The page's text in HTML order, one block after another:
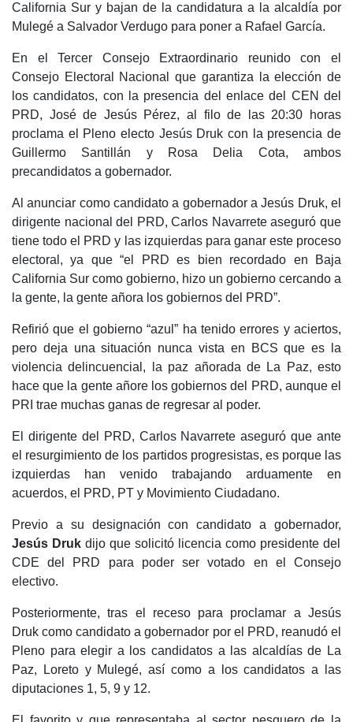
California Sur y bajan de la candidatura a la alcaldía por
Mulegé a Salvador Verdugo para poner a Rafael García.
En el Tercer Consejo Extraordinario reunido con el
Consejo Electoral Nacional que garantiza la elección de
los candidatos, con la presencia del enlace del CEN del
PRD, José de Jesús Pérez, al filo de las 20:30 horas
proclama el Pleno electo Jesús Druk con la presencia de
Guillermo Santillán y Rosa Delia Cota, ambos
precandidatos a gobernador.
Al anunciar como candidato a gobernador a Jesús Druk, el
dirigente nacional del PRD, Carlos Navarrete aseguró que
tiene todo el PRD y las izquierdas para ganar este proceso
electoral, ya que “el PRD es bien recordado en Baja
California Sur como gobierno, hizo un gobierno cercando a
la gente, la gente añora los gobiernos del PRD”.
Refirió que el gobierno “azul” ha tenido errores y aciertos,
pero deja una situación nunca vista en BCS que es la
violencia delincuencial, la paz añorada de La Paz, esto
hace que la gente añore los gobiernos del PRD, aunque el
PRI trae muchas ganas de regresar al poder.
El dirigente del PRD, Carlos Navarrete aseguró que ante
el resurgimiento de los partidos progresistas, es porque las
izquierdas han venido trabajando arduamente en
acuerdos, el PRD, PT y Movimiento Ciudadano.
Previo a su designación con candidato a gobernador,
Jesús Druk dijo que solicitó licencia como presidente del
CDE del PRD para poder ser votado en el Consejo
electivo.
Posteriormente, tras el receso para proclamar a Jesús
Druk como candidato a gobernador por el PRD, reanudó el
Pleno para elegir a los candidatos a las alcaldías de La
Paz, Loreto y Mulegé, así como a los candidatos a las
diputaciones 1, 5, 9 y 12.